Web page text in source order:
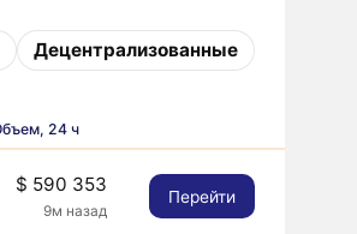
Децентрализованные
24 ч
$ 590 353
9м назад
Перейти